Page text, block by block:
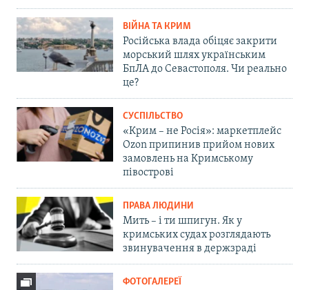
ВІЙНА ТА КРИМ
Російська влада обіцяє закрити
морський шлях українським
БпЛА до Севастополя. Чи реально
це?
СУСПІЛЬСТВО
«Крим – не Росія»: маркетплейс
Ozon припинив прийом нових
замовлень на Кримському
півострові
ПРАВА ЛЮДИНИ
Мить – і ти шпигун. Як у
кримських судах розглядають
звинувачення в держзраді
ФОТОГАЛЕРЕЇ